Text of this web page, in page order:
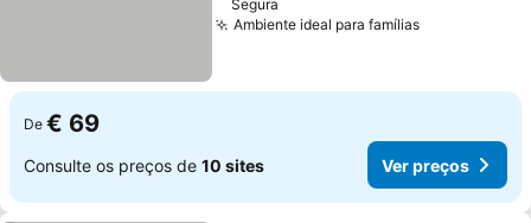
Segura
Ambiente ideal para famíliasVer preços
De € 69
Consulte os preços de 10 sites Ver preços